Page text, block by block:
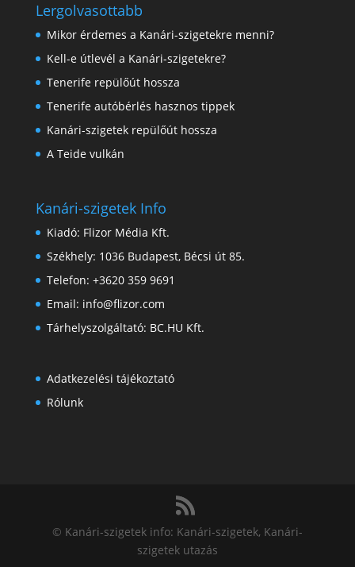
Lergolvasottabb
Mikor érdemes a Kanári-szigetekre menni?
Kell-e útlevél a Kanári-szigetekre?
Tenerife repülőút hossza
Tenerife autóbérlés hasznos tippek
Kanári-szigetek repülőút hossza
A Teide vulkán
Kanári-szigetek Info
Kiadó: Flizor Média Kft.
Székhely: 1036 Budapest, Bécsi út 85.
Telefon: +3620 359 9691
Email: info@flizor.com
Tárhelyszolgáltató: BC.HU Kft.
Adatkezelési tájékoztató
Rólunk
© Kanári-szigetek info: Kanári-szigetek, Kanári-
szigetek utazás